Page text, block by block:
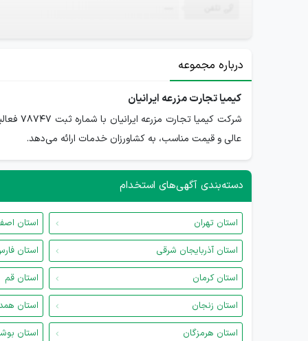
درباره مجموعه
کیمیا تجارت مزرعه ایرانیان
شرکت
عالی و قیمت مناسب، به کشاورزان خدمات ارائه می‌دهد.
دسته‌بندی آگهی‌های استخدام
استان تهران
استان
استان آذربایجان شرقی
استان
استان کرمان
استان قم
استان زنجان
استان
استان هرمزگان
استان